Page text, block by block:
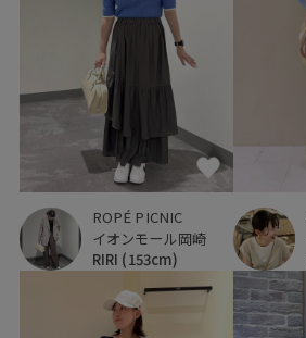
ROPÉ PICNIC
イオンモール岡崎
RIRI (153cm)